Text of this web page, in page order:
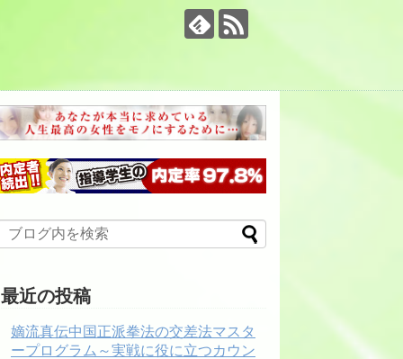
最近の投稿
嫡流真伝中国正派拳法の交差法マスタ
ープログラム～実戦に役に立つカウン